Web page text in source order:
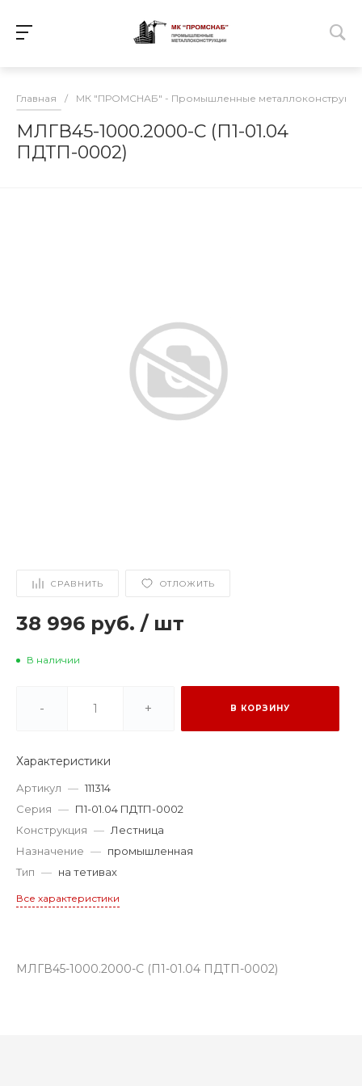
Главная / МК "ПРОМСНАБ" - Промышленные
МЛГВ45-1000.2000-С (П1-01.04
ПДТП-0002)
СРАВНИТЬ ОТЛОЖИТЬ
38 996 руб. / шт
В наличии
- + В КОРЗИНУ
Характеристики
Артикул — 111314
Серия — П1-01.04 ПДТП-0002
Конструкция — Лестница
Назначение — промышленная
Тип — на тетивах
Все характеристики
МЛГВ45-1000.2000-С (П1-01.04 ПДТП-0002)